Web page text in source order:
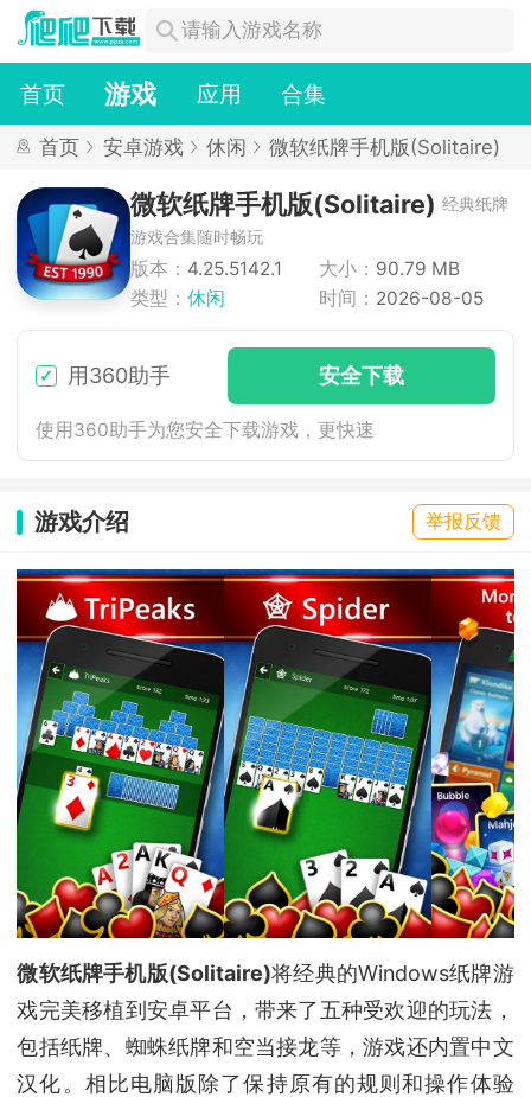
首页 游戏 应用 合集
首页 安卓游戏 休闲 微软纸牌手机版(Solitaire)
微软纸牌手机版(Solitaire) 经典纸牌
游戏合集随时畅玩
版本： 4.25.5142.1 大小： 90.79 MB
类型： 休闲 时间： 2026-08-05
安全下载
用360助手
使用360助手为您安全下载游戏，更快速
游戏介绍 举报反馈
微软纸牌手机版(Solitaire)将经典的Windows纸牌游
戏完美移植到安卓平台，带来了五种受欢迎的玩法，
包括纸牌、蜘蛛纸牌和空当接龙等，游戏还内置中文
汉化。相比电脑版除了保持原有的规则和操作体验